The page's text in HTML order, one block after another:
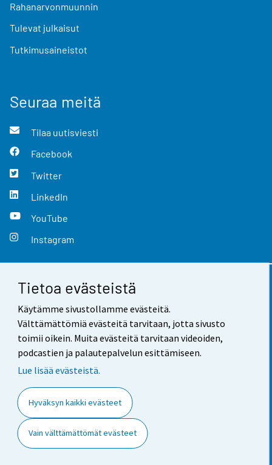
Tietoa evästeistä
Käytämme sivustollamme evästeitä.
Välttämättömiä evästeitä tarvitaan, jotta sivusto
toimii oikein. Muita evästeitä tarvitaan videoiden,
podcastien ja palautepalvelun esittämiseen.
Lue lisää evästeistä.
Hyväksyn kaikki evästeet
Vain välttämättömät evästeet
Rahanarvonmuunnin
Tulevat julkaisut
Tutkimusaineistot
Seuraa meitä
Tilaa uutisviesti
Facebook
Twitter
LinkedIn
YouTube
Instagram
Yhteystiedot
Palaute
Käyttöehdot
Saavutettavuus
Tietoa sivustosta
Evästeasetukset